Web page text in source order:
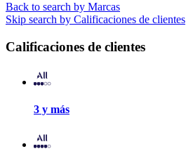
Back to search by Marcas
Skip search by Calificaciones de clientes
Calificaciones de clientes
3 y más